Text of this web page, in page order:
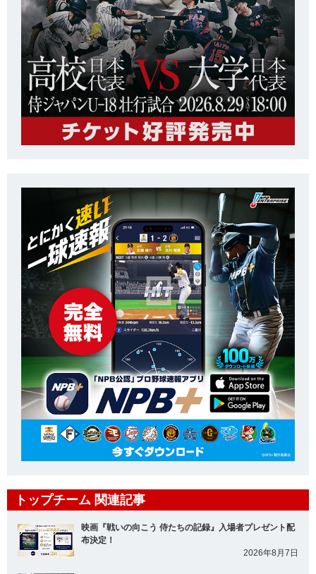
トップチーム 関連記事
映画『戦いの向こう 侍たちの記録』入場者プレゼント配
布決定！
2026年8月7日